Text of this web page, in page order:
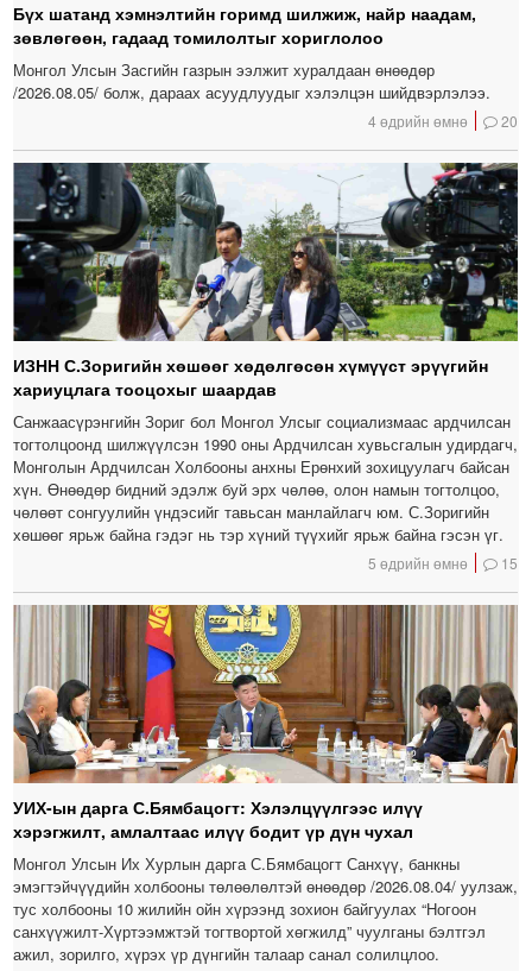
Бүх шатанд хэмнэлтийн горимд шилжиж, найр наадам,
зөвлөгөөн, гадаад томилолтыг хориглолоо
Монгол Улсын Засгийн газрын ээлжит хуралдаан өнөөдөр
/2026.08.05/ болж, дараах асуудлуудыг хэлэлцэн шийдвэрлэлээ.
4 өдрийн өмнө 20
ИЗНН С.Зоригийн хөшөөг хөдөлгөсөн хүмүүст эрүүгийн
хариуцлага тооцохыг шаардав
Санжаасүрэнгийн Зориг бол Монгол Улсыг социализмаас ардчилсан
тогтолцоонд шилжүүлсэн 1990 оны Ардчилсан хувьсгалын удирдагч,
Монголын Ардчилсан Холбооны анхны Ерөнхий зохицуулагч байсан
хүн. Өнөөдөр бидний эдэлж буй эрх чөлөө, олон намын тогтолцоо,
чөлөөт сонгуулийн үндэсийг тавьсан манлайлагч юм. С.Зоригийн
хөшөөг ярьж байна гэдэг нь тэр хүний түүхийг ярьж байна гэсэн үг.
5 өдрийн өмнө 15
УИХ-ын дарга С.Бямбацогт: Хэлэлцүүлгээс илүү
хэрэгжилт, амлалтаас илүү бодит үр дүн чухал
Монгол Улсын Их Хурлын дарга С.Бямбацогт Санхүү, банкны
эмэгтэйчүүдийн холбооны төлөөлөлтэй өнөөдөр /2026.08.04/ уулзаж,
тус холбооны 10 жилийн ойн хүрээнд зохион байгуулах “Ногоон
санхүүжилт-Хүртээмжтэй тогтвортой хөгжилд” чуулганы бэлтгэл
ажил, зорилго, хүрэх үр дүнгийн талаар санал солилцлоо.